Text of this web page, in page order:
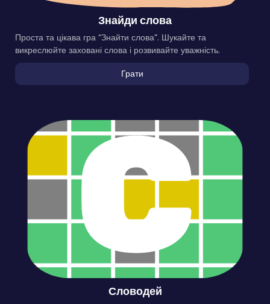
Знайди слова
Проста та цікава гра “Знайти слова”. Шукайте та
викреслюйте заховані слова і розвивайте уважність.
Грати
Словодей